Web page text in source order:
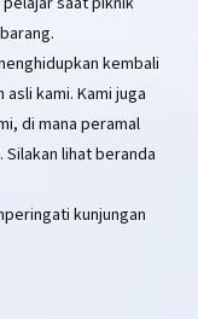
kembali
kami. Kami juga
di mana peramal
lihat beranda
kunjungan